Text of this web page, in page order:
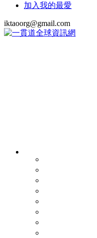
加入我的最愛
iktaoorg@gmail.com